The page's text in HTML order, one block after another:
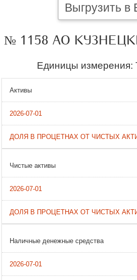
Выгрузить в
№ 1158 АО
Единицы измерения:
Активы
Чистые активы
Наличные денежные средства